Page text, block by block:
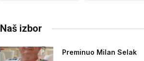
Naš izbor
Preminuo Milan Selak